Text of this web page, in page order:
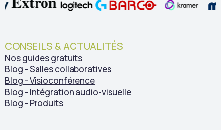
CONSEILS & ACTUALITÉS
Nos guides gratuits
Blog - Salles collaboratives
Blog - Visioconférence
Blog - Intégration audio-visuelle
Blog - Produits